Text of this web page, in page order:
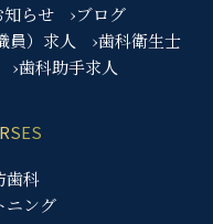
知らせ
›ブログ
員）求人
›歯科衛生士
›歯科助手求人
歯科
ニング